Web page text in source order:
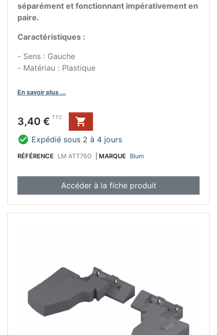
séparément et fonctionnant impérativement en
paire.
Caractéristiques :
- Sens : Gauche
- Matériau : Plastique
En savoir plus ...
Prix
3,40 € TTC

 Expédié sous 2 à 4 jours
RÉFÉRENCE LM ATT76G MARQUE Blum
Accéder à la fiche produit